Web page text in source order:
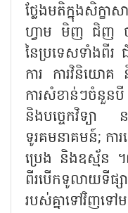
ថ្លែងមតិក្នុងសិក្ខ
ហ្វាម មិញ ជិញ បាន
នៃប្រទេសទាំងពីរ
ការ ការវិនិយោគ
ការសំខាន់ៗចំនួនបី
និងបច្ចេកវិទ្យា
ទូរគមនាគមន៍; ការធ្
ប្រេង និងឧស្ម័ន
ពីរបើកទូលាយទីផ្
របស់គ្នាទៅវិញទៅ